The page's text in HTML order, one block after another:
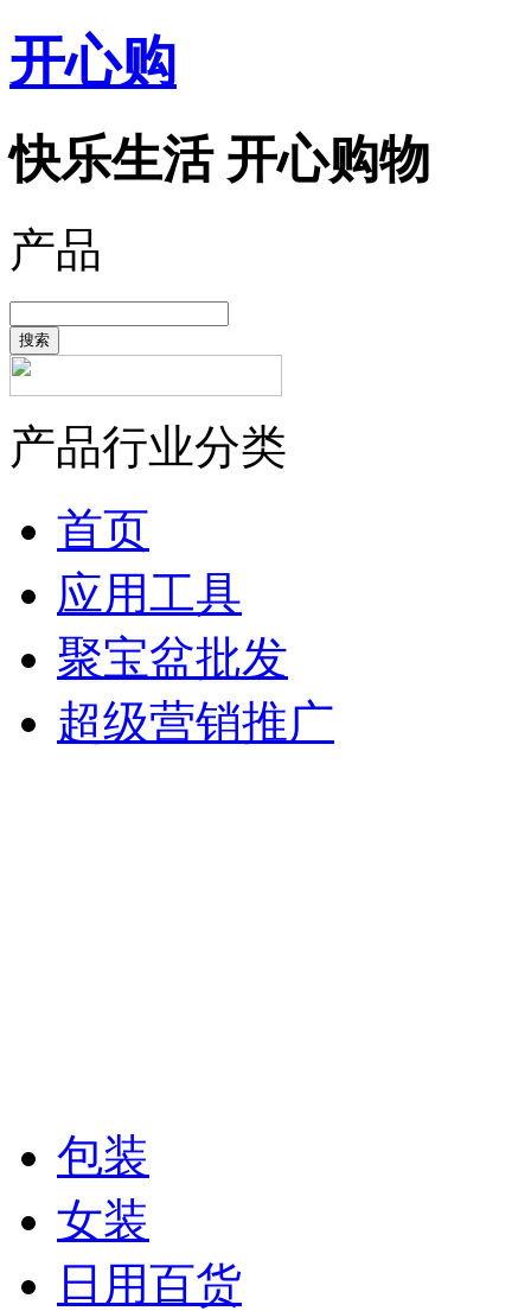
开心购
快乐生活 开心购物
产品
搜索
产品行业分类
首页
应用工具
聚宝盆批发
超级营销推广
包装
女装
日用百货